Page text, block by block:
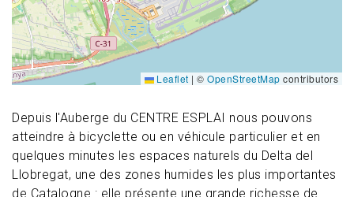
Depuis l'Auberge du CENTRE ESPLAI nous pouvons
atteindre à bicyclette ou en véhicule particulier et en
quelques minutes les espaces naturels du Delta del
Llobregat, une des zones humides les plus importantes
de Catalogne : elle présente une grande richesse de
Leaflet | © OpenStreetMap contributors